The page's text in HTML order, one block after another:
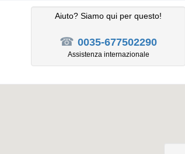
Aiuto? Siamo qui per questo!
☎ 0035-677502290
Assistenza internazionale